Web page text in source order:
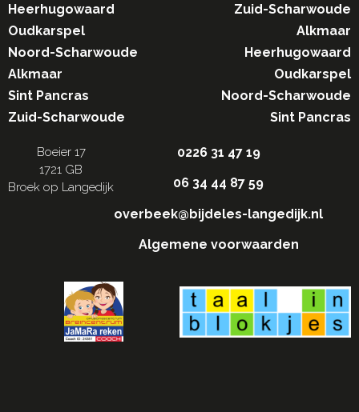
Boeier 17
1721 GB
Broek op Langedijk
0226 31 47 19
06 34 44 87 59
overbeek@bijdeles-langedijk.nl
Algemene voorwaarden
Heerhugowaard
Oudkarspel
Noord-Scharwoude
Alkmaar
Sint Pancras
Zuid-Scharwoude
Zuid-Scharwoude
Alkmaar
Heerhugowaard
Oudkarspel
Noord-Scharwoude
Sint Pancras